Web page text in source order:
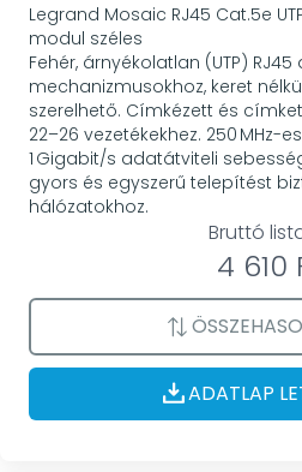
Legrand Mosaic RJ45 Cat.5e
modul széles
Fehér, árnyékolatlan (UTP)
mechanizmusokhoz, keret
szerelhető. Címkézett és
22–26 vezetékekhez. 250 MHz-
1 Gigabit/s adatátviteli
gyors és egyszerű telepítést
hálózatokhoz.
Bruttó
4 610
ADATLAP